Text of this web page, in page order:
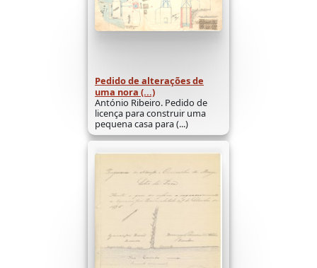
Pedido de alterações de
uma nora (...)
António Ribeiro. Pedido de
licença para construir uma
pequena casa para (...)